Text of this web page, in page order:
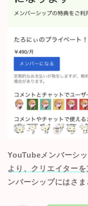
YouTubeメンバーシ
より、クリエイター
ンバーシップにはさま